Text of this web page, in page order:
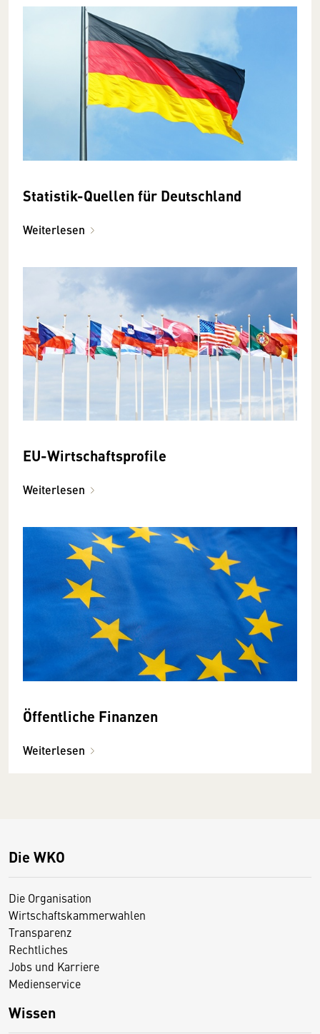
Statistik-Quellen für Deutschland
Weiterlesen
EU-Wirtschaftsprofile
Weiterlesen
Öffentliche Finanzen
Weiterlesen
Die WKO
Die Organisation
Wirtschaftskammerwahlen
Transparenz
Rechtliches
Jobs und Karriere
Medienservice
Wissen